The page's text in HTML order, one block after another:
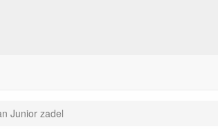
Junior zadel